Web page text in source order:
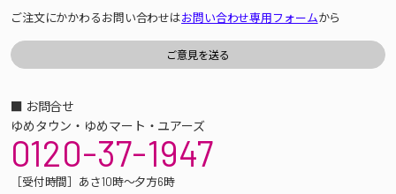
ご注文にかかわるお問い合わせはお問い合わせ専用フォームから
■ お問合せ
ゆめタウン・ゆめマート・ユアーズ
0120-37-1947
［受付時間］あさ10時～夕方6時